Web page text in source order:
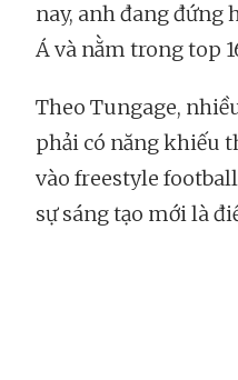
nay, anh đang đứng
Á và nằm trong top
Theo Tungage,
phải có năng khiếu
vào freestyle
sự sáng tạo mới là